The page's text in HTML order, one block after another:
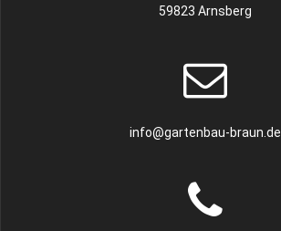
59823 Arnsberg
info@gartenbau-braun.de